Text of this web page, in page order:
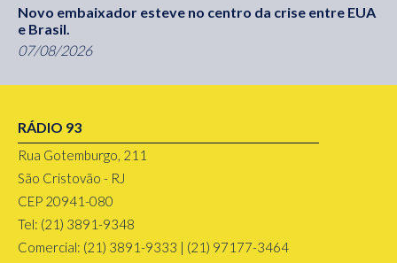
Novo embaixador esteve no centro da crise entre EUA
e Brasil.
07/08/2026
RÁDIO 93
Rua Gotemburgo, 211
São Cristovão - RJ
CEP 20941-080
Tel: (21) 3891-9348
Comercial: (21) 3891-9333 | (21) 97177-3464